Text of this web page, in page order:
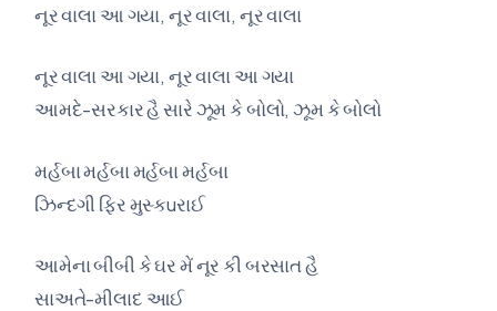
નૂર વાલા આ ગયા, નૂર વાલા, નૂર વાલા
નૂર વાલા આ ગયા, નૂર વાલા આ ગયા
આમદે-સરકાર હૈ સારે ઝૂમ કે બોલો, ઝૂમ કે બોલો
મર્હબા મર્હબા મર્હબા મર્હબા
ઝિન્દગી ફિર મુસ્કuરાઈ
આમેના બીબી કે ઘર મેં નૂર કી બરસાત હૈ
સાઅતે-મીલાદ આઈ